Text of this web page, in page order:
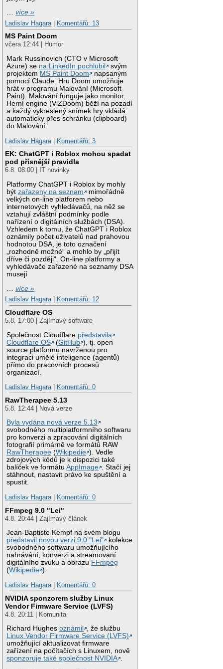
…více »
Ladislav Hagara
Komentářů: 13
MS Paint Doom
včera 12:44 | Humor
Mark Russinovich (CTO v Microsoft
Azure) se na LinkedIn pochlubil
svým
projektem MS Paint Doom
napsaným
pomocí Claude. Hru Doom umožňuje
hrát v programu Malování (Microsoft
Paint). Malování funguje jako monitor.
Herní engine (ViZDoom) běží na pozadí
a každý vykreslený snímek hry vkládá
automaticky přes schránku (clipboard)
do Malování.
Ladislav Hagara
Komentářů: 3
EK: ChatGPT i Roblox mohou spadat
pod přísnější pravidla
6.8. 08:00 | IT novinky
Platformy ChatGPT i Roblox by mohly
býtzařazeny na seznam
mimořádně
velkých on-line platforem nebo
internetových vyhledávačů, na něž se
vztahují zvláštní podmínky podle
nařízení o digitálních službách (DSA).
Vzhledem k tomu, že ChatGPT i Roblox
oznámily počet uživatelů nad prahovou
hodnotou DSA, je toto označení
„rozhodně možné“ a mohlo by „přijít
dříve či později“. On-line platformy a
vyhledávače zařazené na seznamy DSA
musejí
…více »
Ladislav Hagara| Komentářů: 12
Cloudflare OS
5.8. 17:00 | Zajímavý software
Společnost Cloudflare představila
Cloudflare OS
(GitHub ), tj. open
source platformu navrženou pro
integraci umělé inteligence (agentů)
přímo do pracovních procesů
organizací.
Ladislav Hagara| Komentářů: 0
RawTherapee 5.13
5.8. 12:44 | Nová verze
Byla vydána nová verze 5.13
svobodného multiplatformního softwaru
pro konverzi a zpracování digitálních
fotografií primárně ve formátů RAW
RawTherapee (Wikipedie ). Vedle
zdrojových kódů je k dispozici také
balíček ve formátuAppImage . Stačí jej
stáhnout, nastavit právo ke spuštění a
spustit.
Ladislav Hagara| Komentářů: 0
FFmpeg 9.0 "Lei"
4.8. 20:44 | Zajímavý článek
Jean-Baptiste Kempf na svém blogu
představil novou verzi 9.0 "Lei"
kolekce
svobodného softwaru umožňujícího
nahrávání, konverzi a streamovaní
digitálního zvuku a obrazu FFmpeg
(Wikipedie ).
Ladislav Hagara| Komentářů: 0
NVIDIA sponzorem služby Linux
Vendor Firmware Service (LVFS)
4.8. 20:11 | Komunita
Richard Hughesoznámil
, že službu
Linux Vendor Firmware Service (LVFS)
umožňující aktualizovat firmware
zařízení na počítačích s Linuxem, nově
sponzoruje také společnost NVIDIA .